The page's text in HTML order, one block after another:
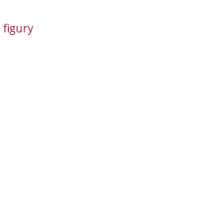
figury